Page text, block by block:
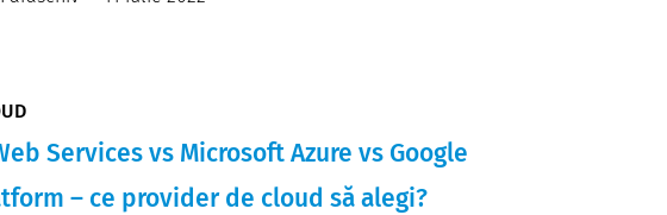
Services vs Microsoft Azure vs Google
– ce provider de cloud să alegi?